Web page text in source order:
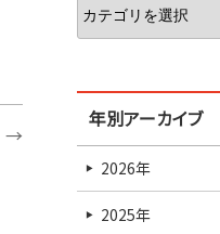
→
年別アーカイブ
2026年
2025年